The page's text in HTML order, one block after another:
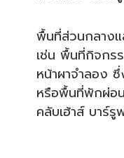
พื้นที่ส่วนกลางแ
เช่น พื้นที่กิจกร
หน้าผาจำลอง
หรือพื้นที่พักผ่อ
คลับเฮ้าส์ บาร์